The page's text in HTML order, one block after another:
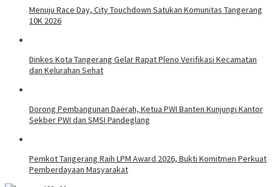
Menuju Race Day, City Touchdown Satukan Komunitas Tangerang
10K 2026
Dinkes Kota Tangerang Gelar Rapat Pleno Verifikasi Kecamatan
dan Kelurahan Sehat
Dorong Pembangunan Daerah, Ketua PWI Banten Kunjungi Kantor
Sekber PWI dan SMSI Pandeglang
Pemkot Tangerang Raih LPM Award 2026, Bukti Komitmen Perkuat
Pemberdayaan Masyarakat